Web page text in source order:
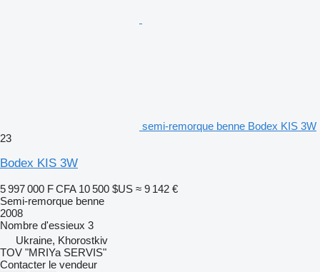
semi-remorque benne Bodex KIS 3W
23
Bodex KIS 3W
5 997 000 F CFA 10 500 $US ≈ 9 142 €
Semi-remorque benne
2008
Nombre d'essieux 3
Ukraine, Khorostkiv
TOV "MRIYa SERVIS"
Contacter le vendeur